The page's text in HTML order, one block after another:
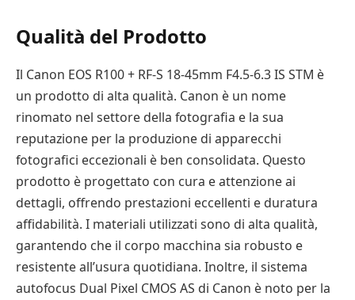
Qualità del Prodotto
Il Canon EOS R100 + RF-S 18-45mm F4.5-6.3 IS STM è
un prodotto di alta qualità. Canon è un nome
rinomato nel settore della fotografia e la sua
reputazione per la produzione di apparecchi
fotografici eccezionali è ben consolidata. Questo
prodotto è progettato con cura e attenzione ai
dettagli, offrendo prestazioni eccellenti e duratura
affidabilità. I materiali utilizzati sono di alta qualità,
garantendo che il corpo macchina sia robusto e
resistente all’usura quotidiana. Inoltre, il sistema
autofocus Dual Pixel CMOS AS di Canon è noto per la